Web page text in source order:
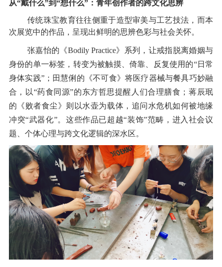
从“戴什么”到“想什么”：青年创作者的跨文化思辨
传统珠宝教育往往侧重于造型审美与工艺技法，而本
次展览中的作品，呈现出鲜明的思辨色彩与社会关怀。
张嘉怡的《Bodily Practice》系列，让戒指脱离婚姻与
身份的单一标签，转变为被触摸、倚靠、反复使用的“日常
身体实践”；田慧俐的《不可食》将医疗器械与餐具巧妙融
合，以“药食同源”的东方哲思提醒人们合理膳食；蒋辰珉
的《败者食尘》则以水壶为载体，追问水危机如何被地缘
冲突“武器化”。这些作品已超越“装饰”范畴，进入社会议
题、个体心理与跨文化逻辑的深水区。